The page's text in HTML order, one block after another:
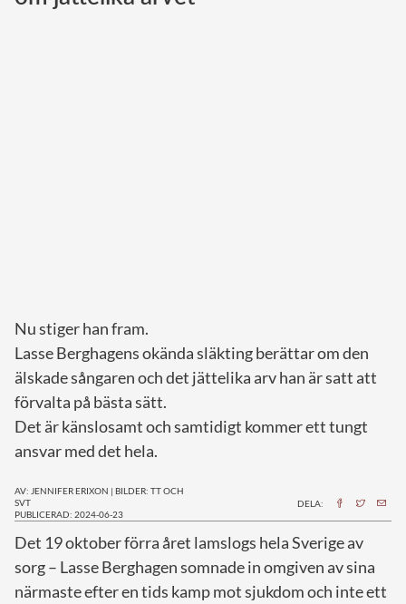
Monacos furstehus
Nu stiger han fram.
Lasse Berghagens okända släkting berättar om den
älskade sångaren och det jättelika arv han är satt att
förvalta på bästa sätt.
Det är känslosamt och samtidigt kommer ett tungt
ansvar med det hela.
AV: JENNIFER ERIXON | BILDER: TT OCH
SVT
PUBLICERAD: 2024-06-23
DELA:
Det 19 oktober förra året lamslogs hela Sverige av
sorg – Lasse Berghagen somnade in omgiven av sina
närmaste efter en tids kamp mot sjukdom och inte ett